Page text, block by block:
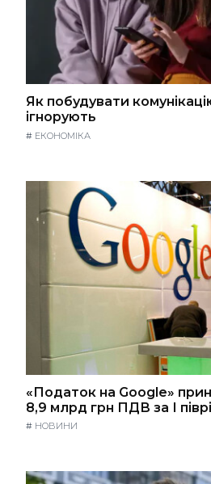
Як побудувати
ігнорують
# ЕКОНОМІКА
«Податок на Google»
8,9 млрд грн ПДВ за І
# НОВИНИ